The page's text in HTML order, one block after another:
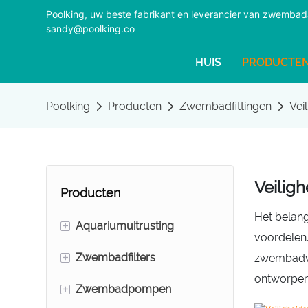
Poolking, uw beste fabrikant en leverancier van
sandy@poolking.co
HUIS
Poolking Producten Zwembadfittingen
Producten
+ Aquariumuitrusting
Schuimfractionatoren
Aquariumzandfilters
+ Zwembadfilters
Zandfilters voor
+ Zwembadpompen
Het